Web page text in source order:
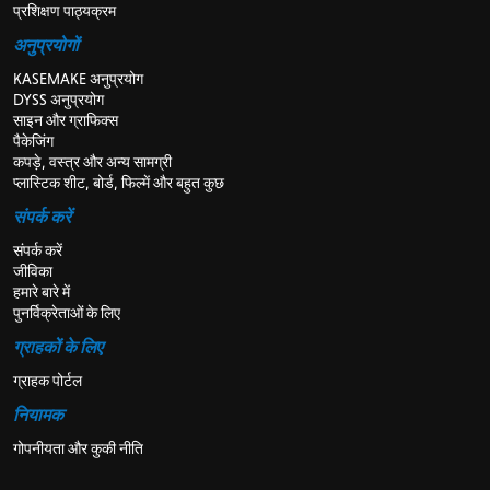
प्रशिक्षण पाठ्यक्रम
अनुप्रयोगों
KASEMAKE अनुप्रयोग
DYSS अनुप्रयोग
साइन और ग्राफिक्स
पैकेजिंग
कपड़े, वस्त्र और अन्य सामग्री
प्लास्टिक शीट, बोर्ड, फिल्में और बहुत कुछ
संपर्क करें
संपर्क करें
जीविका
हमारे बारे में
पुनर्विक्रेताओं के लिए
ग्राहकों के लिए
ग्राहक पोर्टल
नियामक
गोपनीयता और कुकी नीति